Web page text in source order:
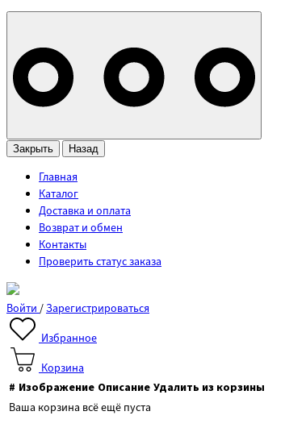
Закрыть Назад
Главная
Каталог
Доставка и оплата
Возврат и обмен
Контакты
Проверить статус заказа
Войти /Зарегистрироваться
Избранное
Корзина
# Изображение Описание Удалить из корзины
Ваша корзина всё ещё пуста